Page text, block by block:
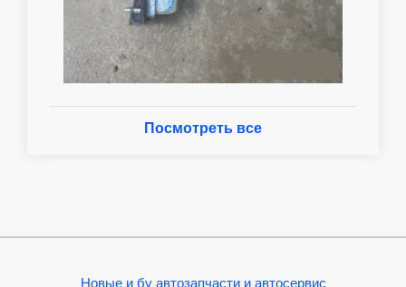
Посмотреть все
Новые и бу автозапчасти и автосервис